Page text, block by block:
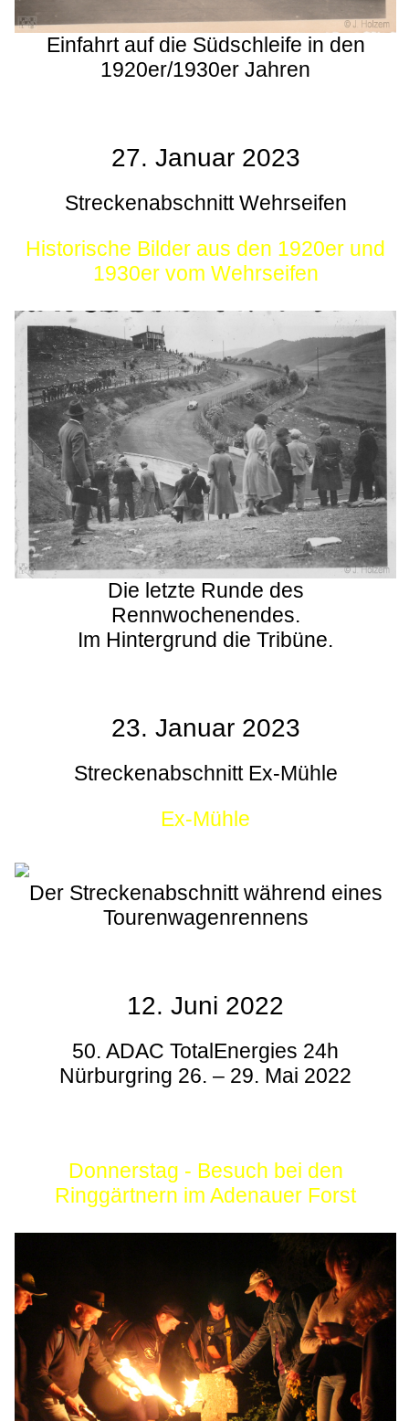
Einfahrt auf die Südschleife in den
1920er/1930er Jahren
27. Januar 2023
Streckenabschnitt Wehrseifen
Historische Bilder aus den 1920er und
1930er vom Wehrseifen
Die letzte Runde des
Rennwochenendes.
Im Hintergrund die Tribüne.
23. Januar 2023
Streckenabschnitt Ex-Mühle
Ex-Mühle
Der Streckenabschnitt während eines
Tourenwagenrennens
12. Juni 2022
50. ADAC TotalEnergies 24h
Nürburgring 26. – 29. Mai 2022
Donnerstag - Besuch bei den
Ringgärtnern im Adenauer Forst